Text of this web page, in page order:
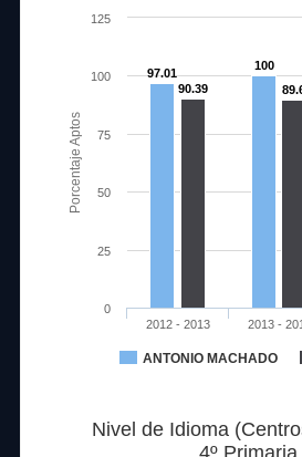
Porcentaje Aptos
97.01
100
90.39
ANTONIO MACHADO
2012 - 2013 2013 -
0
25
50
75
100
125
Nivel de Idioma
4º Primaria